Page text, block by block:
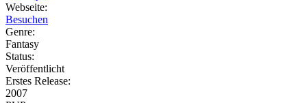
Webseite:
Besuchen
Genre:
Fantasy
Status:
Veröffentlicht
Erstes Release:
2007